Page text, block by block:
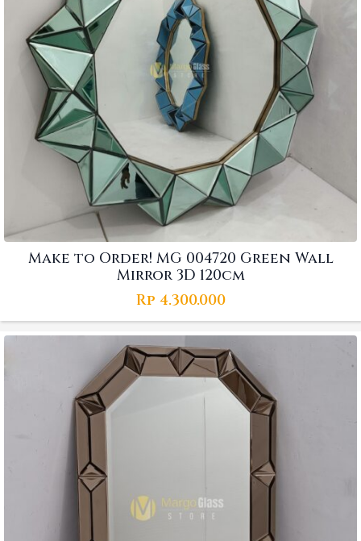
Make to Order! MG 004720 Green Wall
Mirror 3D 120cm
Rp 4.300.000